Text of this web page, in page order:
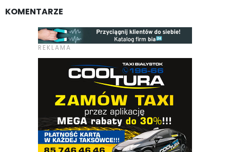
KOMENTARZE